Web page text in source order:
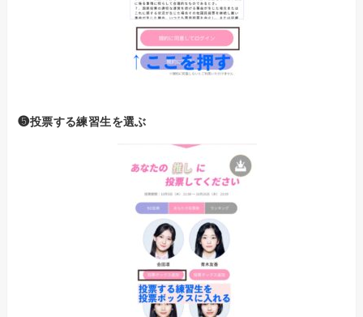
❺投票する練習生を選ぶ